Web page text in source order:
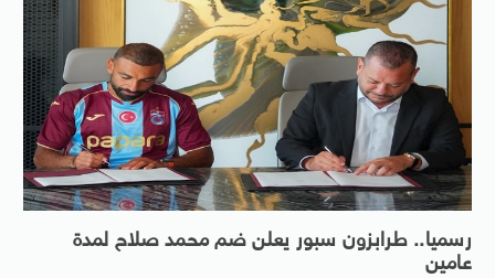
رسميا.. طرابزون سبور يعلن ضم محمد صلاح لمدة
عامين